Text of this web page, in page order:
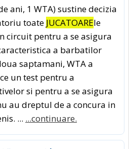
ani, 1 WTA) sustine decizia
toate JUCATOAREle
circuit pentru a se asigura
a barbatilor
saptamani, WTA a
un test pentru a
si pentru a se asigura
au dreptul de a concura in
... ...continuare.